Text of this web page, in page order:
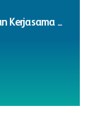
Kerjasama ...